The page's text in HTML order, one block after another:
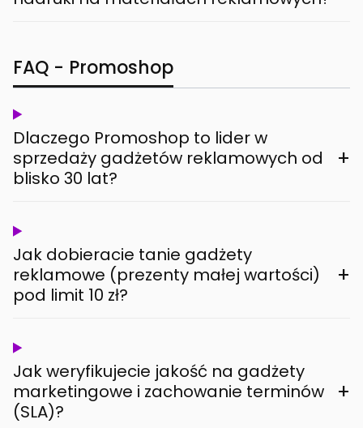
FAQ - Promoshop
Dlaczego Promoshop to lider w
sprzedaży gadżetów reklamowych od
blisko 30 lat?
+
Jak dobieracie tanie gadżety
reklamowe (prezenty małej wartości)
pod limit 10 zł?
+
Jak weryfikujecie jakość na gadżety
marketingowe i zachowanie terminów
(SLA)?
+